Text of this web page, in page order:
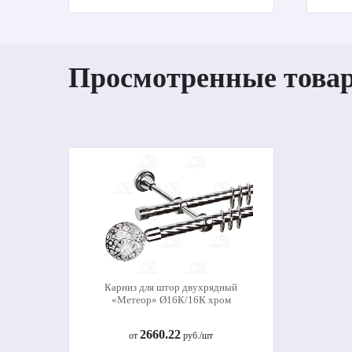
Просмотренные
Карниз для штор двухрядный
«Метеор» Ø16К/16К хром
от2660.22 руб./шт